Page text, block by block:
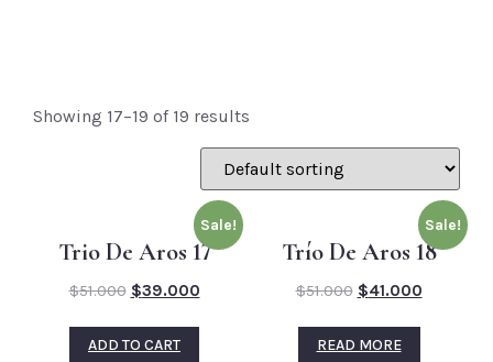
Showing 17–19 of 19 results
Sale!
Trio De Aros 17
$51.000 $39.000
ADD TO CART
Sale!
Trío De Aros 18
$51.000 $41.000
READ MORE